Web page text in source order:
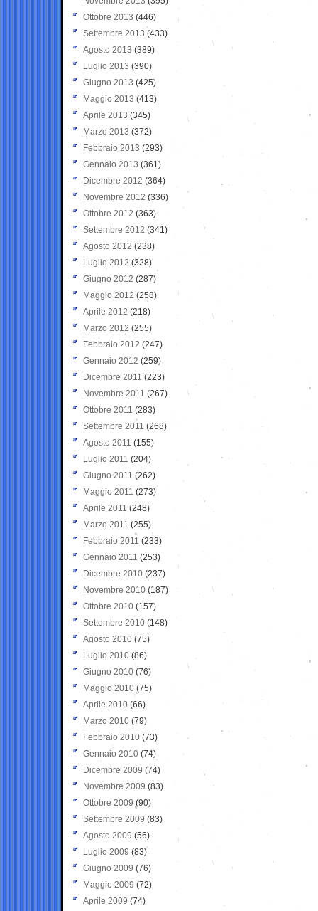
Ottobre 2013 (446)
Settembre 2013 (433)
Agosto 2013 (389)
Luglio 2013 (390)
Giugno 2013 (425)
Maggio 2013 (413)
Aprile 2013 (345)
Marzo 2013 (372)
Febbraio 2013 (293)
Gennaio 2013 (361)
Dicembre 2012 (364)
Novembre 2012 (336)
Ottobre 2012 (363)
Settembre 2012 (341)
Agosto 2012 (238)
Luglio 2012 (328)
Giugno 2012 (287)
Maggio 2012 (258)
Aprile 2012 (218)
Marzo 2012 (255)
Febbraio 2012 (247)
Gennaio 2012 (259)
Dicembre 2011 (223)
Novembre 2011 (267)
Ottobre 2011 (283)
Settembre 2011 (268)
Agosto 2011 (155)
Luglio 2011 (204)
Giugno 2011 (262)
Maggio 2011 (273)
Aprile 2011 (248)
Marzo 2011 (255)
Febbraio 2011 (233)
Gennaio 2011 (253)
Dicembre 2010 (237)
Novembre 2010 (187)
Ottobre 2010 (157)
Settembre 2010 (148)
Agosto 2010 (75)
Luglio 2010 (86)
Giugno 2010 (76)
Maggio 2010 (75)
Aprile 2010 (66)
Marzo 2010 (79)
Febbraio 2010 (73)
Gennaio 2010 (74)
Dicembre 2009 (74)
Novembre 2009 (83)
Ottobre 2009 (90)
Settembre 2009 (83)
Agosto 2009 (56)
Luglio 2009 (83)
Giugno 2009 (76)
Maggio 2009 (72)
Aprile 2009 (74)